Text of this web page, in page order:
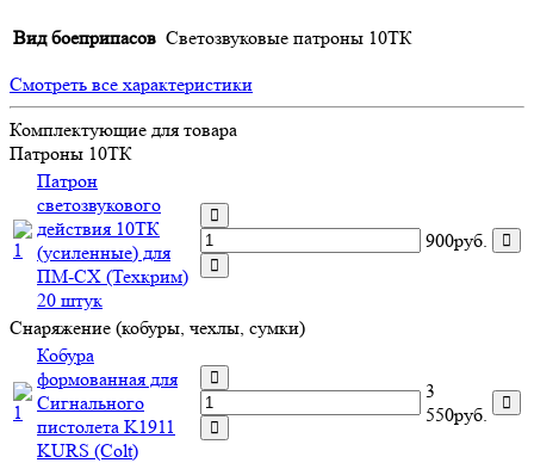
Вид боеприпасов Светозвуковые патроны 10ТК
Смотреть все характеристики
Комплектующие для товара
Патроны 10ТК
Патрон
светозвукового
действия 10ТК
(усиленные) для
ПМ-СХ (Техкрим)
20 штук
900руб.
Снаряжение (кобуры, чехлы, сумки)
Кобура
формованная для
Сигнального
пистолета K1911
KURS (Colt)
3
550руб.